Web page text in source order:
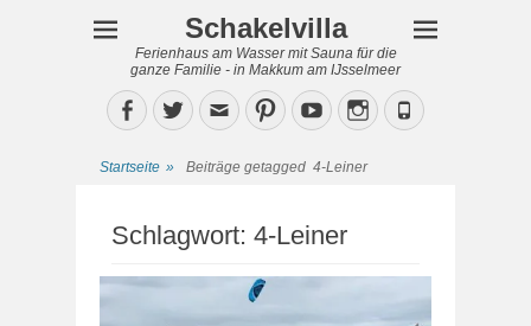
Schakelvilla
Ferienhaus am Wasser mit Sauna für die
ganze Familie - in Makkum am IJsselmeer
Facebook
TwitterEmailPinterestYouTubeInstagram
Phone
Startseite » Beiträge getagged 4-Leiner
Schlagwort: 4-Leiner